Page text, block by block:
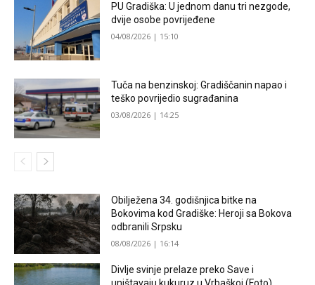
PU Gradiška: U jednom danu tri nezgode,
dvije osobe povrijeđene
04/08/2026 | 15:10
Tuča na benzinskoj: Gradiščanin napao i
teško povrijedio sugrađanina
03/08/2026 | 14:25
Obilježena 34. godišnjica bitke na
Bokovima kod Gradiške: Heroji sa Bokova
odbranili Srpsku
08/08/2026 | 16:14
Divlje svinje prelaze preko Save i
uništavaju kukuruz u Vrbaškoj (Foto)